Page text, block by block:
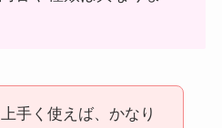
手く使えば、かなり